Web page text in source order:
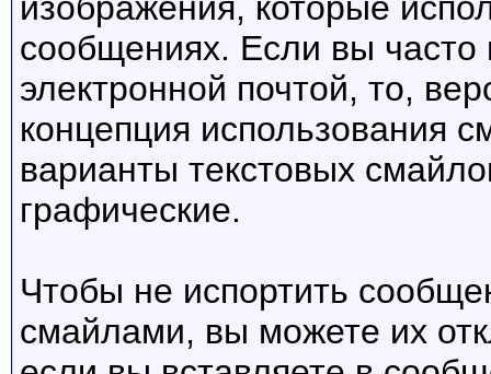
сообщениях. Если вы часто
электронной почтой, то,
концепция использования
варианты текстовых
графические.
Чтобы не испортить
смайлами, вы можете их